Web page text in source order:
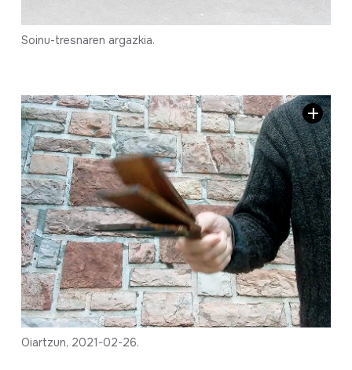
Soinu-tresnaren argazkia.
Oiartzun, 2021-02-26.